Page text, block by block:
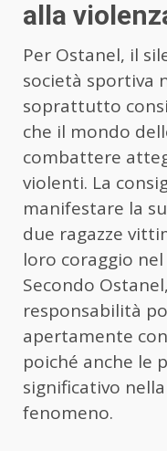
alla
Per Ostanel, il
società sportiva
soprattutto
che il mondo
combattere
violenti. La
manifestare la
due ragazze
loro coraggio nel
Secondo
responsabilità
apertamente
poiché anche le
significativo
fenomeno.